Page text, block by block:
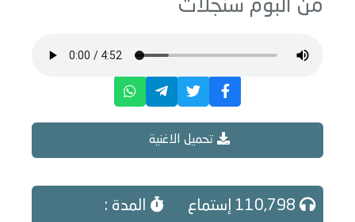
من البوم سنجلات
تحميل الاغنية
المدة :